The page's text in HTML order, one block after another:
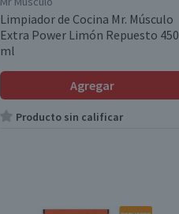
Limpiador de Cocina Mr. Músculo
Extra Power Limón Repuesto 450
ml
Agregar
Producto sin calificar